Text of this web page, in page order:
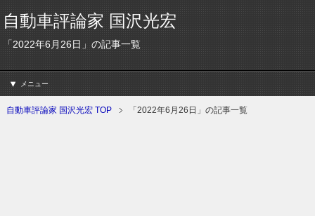
自動車評論家 国沢光宏
「2022年6月26日」の記事一覧
メニュー
自動車評論家 国沢光宏 TOP 「2022年6月26日」の記事一覧